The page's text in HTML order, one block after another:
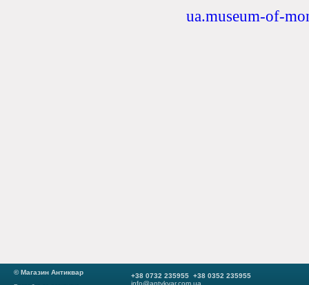
ua.museum-of-
© Магазин Антиквар
+38 0732 235955 +38 0352 235955
info@antykvar.com.ua